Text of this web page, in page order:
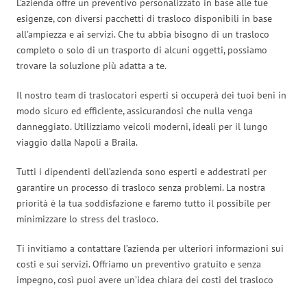
L’azienda offre un preventivo personalizzato in base alle tue
esigenze, con diversi pacchetti di trasloco disponibili in base
all’ampiezza e ai servizi. Che tu abbia bisogno di un trasloco
completo o solo di un trasporto di alcuni oggetti, possiamo
trovare la soluzione più adatta a te.
Il nostro team di traslocatori esperti si occuperà dei tuoi beni in
modo sicuro ed efficiente, assicurandosi che nulla venga
danneggiato. Utilizziamo veicoli moderni, ideali per il lungo
viaggio dalla Napoli a Braila.
Tutti i dipendenti dell’azienda sono esperti e addestrati per
garantire un processo di trasloco senza problemi. La nostra
priorità è la tua soddisfazione e faremo tutto il possibile per
minimizzare lo stress del trasloco.
Ti invitiamo a contattare l’azienda per ulteriori informazioni sui
costi e sui servizi. Offriamo un preventivo gratuito e senza
impegno, così puoi avere un’idea chiara dei costi del trasloco